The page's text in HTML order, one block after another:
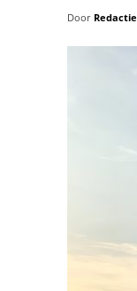
Door Redactie